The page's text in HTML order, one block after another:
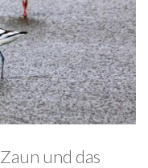
und das